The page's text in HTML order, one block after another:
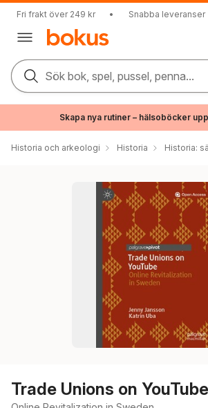
Fri frakt över 249 kr • Snabba leveranser
Sök bok, spel, pussel, penna...
Skapa nya rutiner – hälsoböcker
Historia och arkeologi Historia Historia:
Trade Unions on YouTube